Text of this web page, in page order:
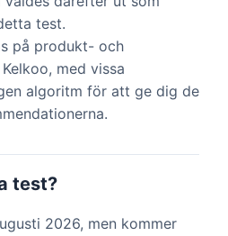
test.
på produkt- och
med vissa
algoritm för att ge dig de
test?
2026, men kommer